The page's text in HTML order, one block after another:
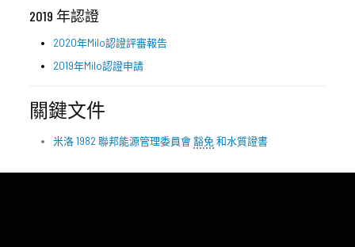
2019 年認證
2020年Milo認證評審報告
2019年Milo認證申請
關鍵文件
米洛 1982 聯邦能源管理委員會豁免和水質證書